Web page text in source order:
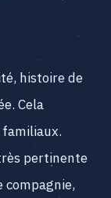
histoire de
Cela
pertinente
compagnie,